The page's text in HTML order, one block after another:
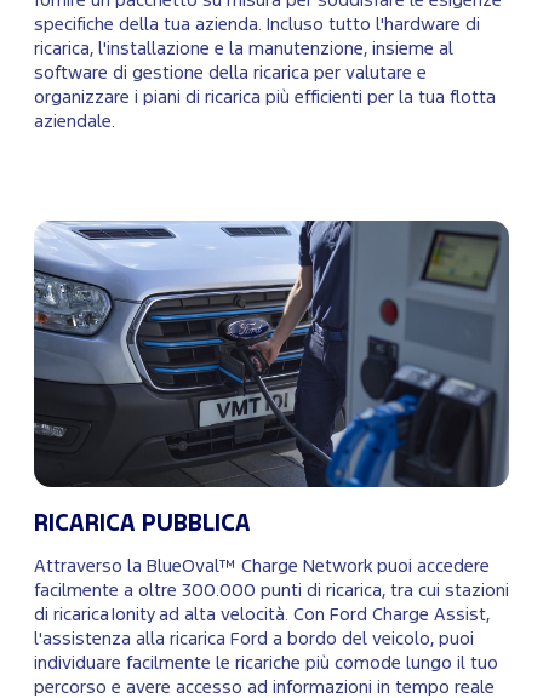
specifiche della tua azienda. Incluso tutto l'hardware di
ricarica, l'installazione e la manutenzione, insieme al
software di gestione della ricarica per valutare e
organizzare i piani di ricarica più efficienti per la tua flotta
aziendale.
RICARICA PUBBLICA
Attraverso la BlueOval™ Charge Network puoi accedere
facilmente a oltre 300.000 punti di ricarica, tra cui stazioni
di ricarica Ionity ad alta velocità. Con Ford Charge Assist,
l'assistenza alla ricarica Ford a bordo del veicolo, puoi
individuare facilmente le ricariche più comode lungo il tuo
percorso e avere accesso ad informazioni in tempo reale